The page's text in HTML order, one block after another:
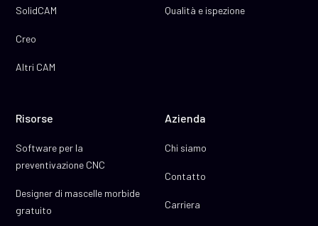
SolidCAM
Creo
Altri CAM
Qualità e ispezione
Risorse
Software per la
preventivazione CNC
Designer di mascelle morbide
gratuito
Azienda
Chi siamo
Contatto
Carriera